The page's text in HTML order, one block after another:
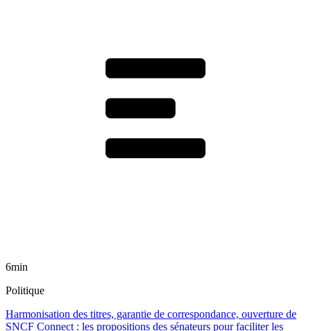
6min
Politique
Harmonisation des titres, garantie de correspondance, ouverture de
SNCF Connect : les propositions des sénateurs pour faciliter les